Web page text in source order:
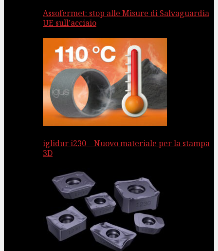
Assofermet: stop alle Misure di Salvaguardia
UE sull’acciaio
iglidur i230 – Nuovo materiale per la stampa
3D